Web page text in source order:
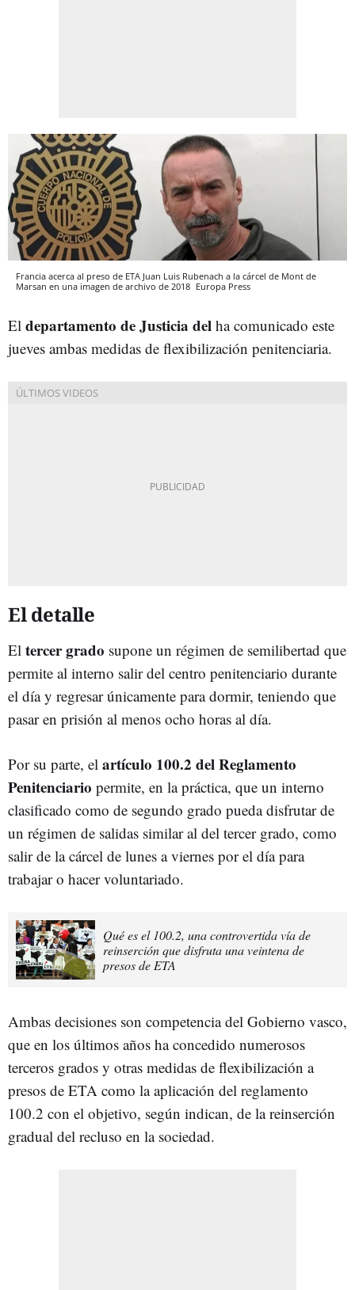
Francia acerca al preso de ETA Juan Luis Rubenach a la cárcel de Mont de
Marsan en una imagen de archivo de 2018 Europa Press
El departamento de Justicia del ha comunicado este
jueves ambas medidas de flexibilización penitenciaria.
El detalle
El tercer grado supone un régimen de semilibertad que
permite al interno salir del centro penitenciario durante
el día y regresar únicamente para dormir, teniendo que
pasar en prisión al menos ocho horas al día.
Por su parte, el artículo 100.2 del Reglamento
Penitenciario permite, en la práctica, que un interno
clasificado como de segundo grado pueda disfrutar de
un régimen de salidas similar al del tercer grado, como
salir de la cárcel de lunes a viernes por el día para
trabajar o hacer voluntariado.
Qué es el 100.2, una controvertida vía de
reinserción que disfruta una veintena de
presos de ETA
Ambas decisiones son competencia del Gobierno vasco,
que en los últimos años ha concedido numerosos
terceros grados y otras medidas de flexibilización a
presos de ETA como la aplicación del reglamento
100.2 con el objetivo, según indican, de la reinserción
gradual del recluso en la sociedad.